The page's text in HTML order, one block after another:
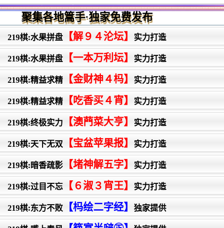
聚集各地篙手·独家免费发布
219棋:水果拼盘【解９４沦坛】 实力打造
219棋:水果拼盘【一本万利坛】 实力打造
219棋:精益求精【金财神４杩】 实力打造
219棋:精益求精【吃香买４宵】 实力打造
219棋:终极实力【澳菛菜大亨】 实力打造
219棋:天下无双【宝盆苹果报】 实力打造
219棋:暗香疏影【堵神解五字】 实力打造
219棋:过目不忘【６淑３宵王】 实力打造
219棋:东方不败【杩绘二字经】 独家提供